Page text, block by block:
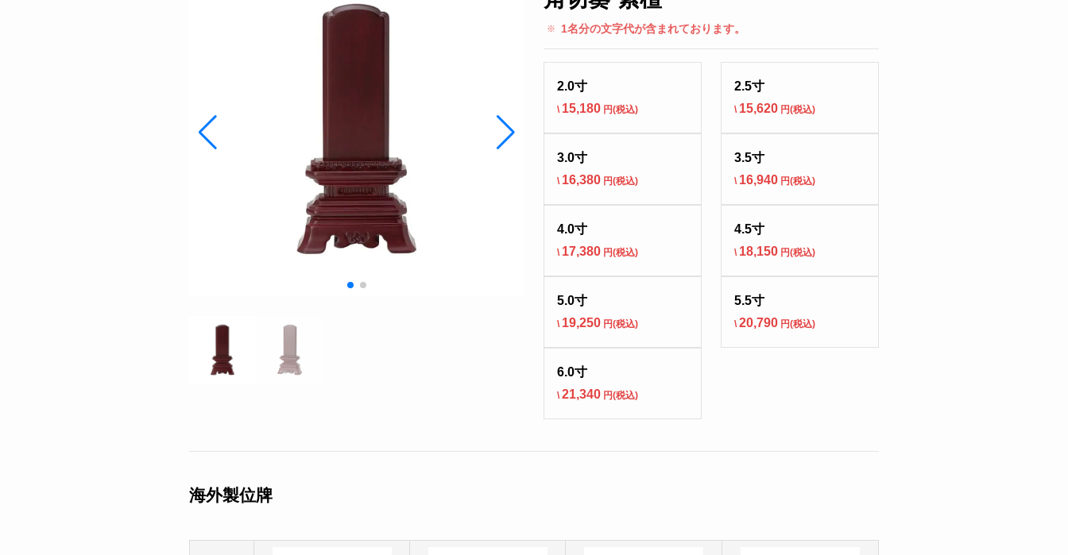
1名分の文字代が含まれております。
2.0寸
\ 15,180 円(税込)
2.5寸
\ 15,620 円(税込)
3.0寸
\ 16,380 円(税込)
3.5寸
\ 16,940 円(税込)
4.0寸
\ 17,380 円(税込)
4.5寸
\ 18,150 円(税込)
5.0寸
\ 19,250 円(税込)
5.5寸
\ 20,790 円(税込)
6.0寸
\ 21,340 円(税込)
海外製位牌